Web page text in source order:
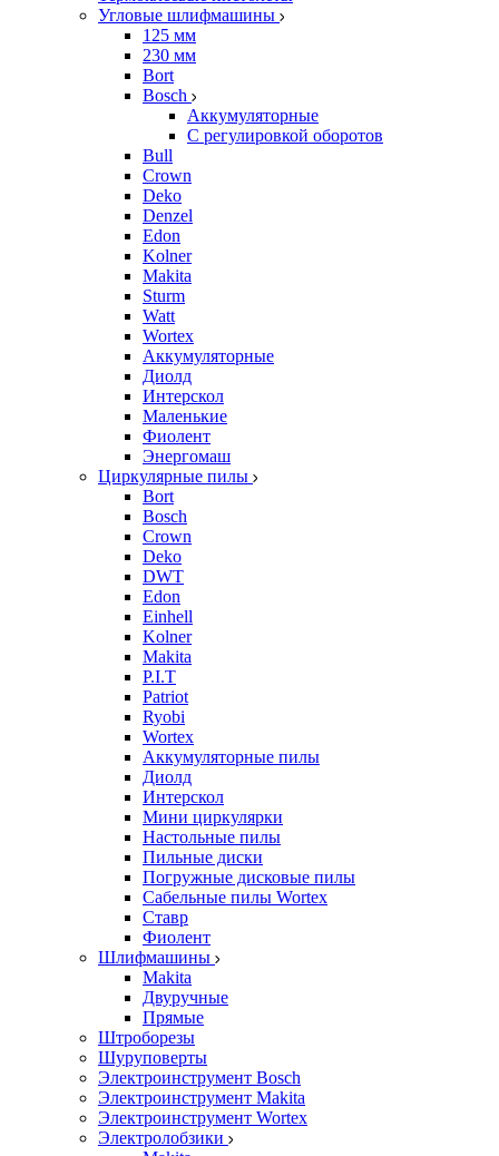
Угловые шлифмашины
125 мм
230 мм
Bort
Bosch
Аккумуляторные
С регулировкой оборотов
Bull
Crown
Deko
Denzel
Edon
Kolner
Makita
Sturm
Watt
Wortex
Аккумуляторные
Диолд
Интерскол
Маленькие
Фиолент
Энергомаш
Циркулярные пилы
Bort
Bosch
Crown
Deko
DWT
Edon
Einhell
Kolner
Makita
P.I.T
Patriot
Ryobi
Wortex
Аккумуляторные пилы
Диолд
Интерскол
Мини циркулярки
Настольные пилы
Пильные диски
Погружные дисковые пилы
Сабельные пилы Wortex
Ставр
Фиолент
Шлифмашины
Makita
Двуручные
Прямые
Штроборезы
Шуруповерты
Электроинструмент Bosch
Электроинструмент Makita
Электроинструмент Wortex
Электролобзики